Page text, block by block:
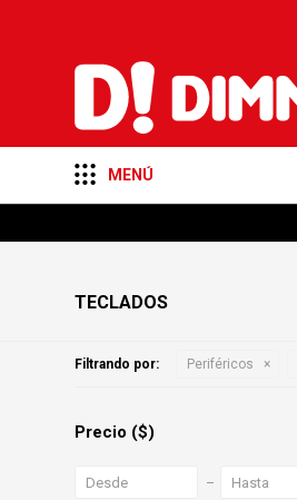
MENÚ
TECLADOS
Filtrando por: Periféricos
Precio ($)